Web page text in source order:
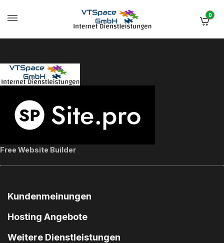
0
Free Website Builder
Kundenmeinungen
Hosting Angebote
Weitere Dienstleistungen